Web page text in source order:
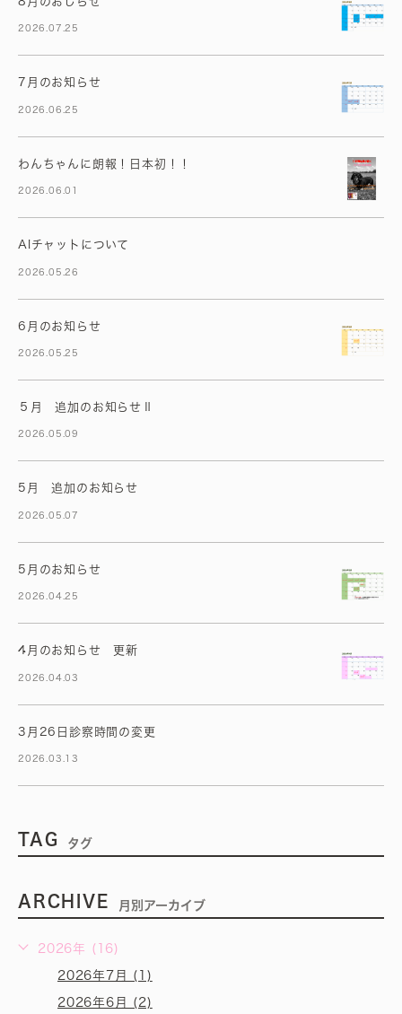
2026.07.25
7月のお知らせ
2026.06.25
わんちゃんに朗報！日本初！！
2026.06.01
AIチャットについて
2026.05.26
6月のお知らせ
2026.05.25
５月 追加のお知らせⅡ
2026.05.09
5月 追加のお知らせ
2026.05.07
5月のお知らせ
2026.04.25
4月のお知らせ 更新
2026.04.03
3月26日診察時間の変更
2026.03.13
TAG タグ
ARCHIVE 月別アーカイブ
2026年 (16)
2026年7月 (1)
2026年6月 (2)